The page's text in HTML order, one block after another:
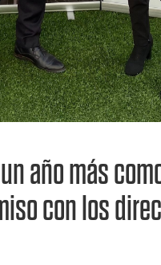
año más
con los